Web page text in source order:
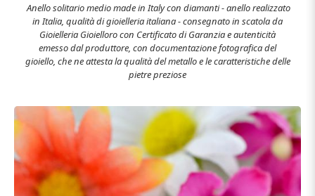
Anello solitario medio made in Italy con diamanti - anello realizzato
in Italia, qualità di gioielleria italiana - consegnato in scatola da
Gioielleria Gioielloro con Certificato di Garanzia e autenticità
emesso dal produttore, con documentazione fotografica del
gioiello, che ne attesta la qualità del metallo e le caratteristiche delle
pietre preziose